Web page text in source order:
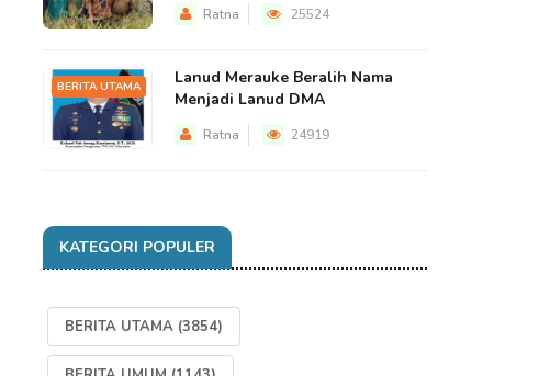
Ratna 25524
BERITA UTAMA
Lanud Merauke Beralih Nama
Menjadi Lanud DMA
Ratna 24919
KATEGORI POPULER
BERITA UTAMA (3854)